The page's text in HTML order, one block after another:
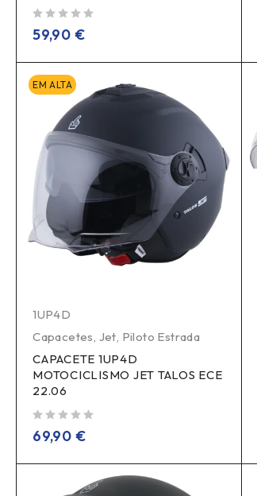
59,90 €
EM ALTA
1UP4D
Capacetes, Jet, Piloto Estrada
CAPACETE 1UP4D
MOTOCICLISMO JET TALOS ECE
22.06
69,90 €